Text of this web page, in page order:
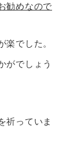
勧めなので
楽でした。
がでしょう
祈っていま